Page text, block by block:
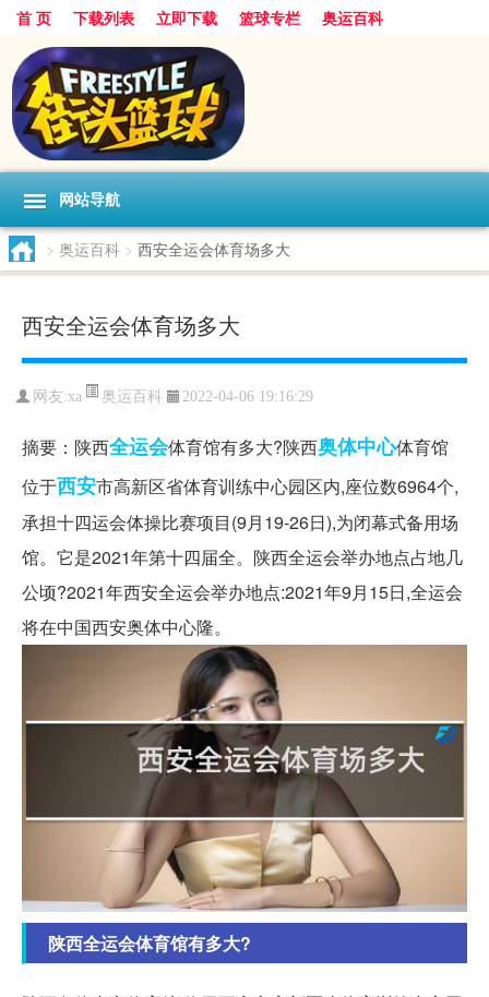
首 页 下载列表 立即下载 篮球专栏 奥运百科
网站导航
> 奥运百科 > 西安全运会体育场多大
西安全运会体育场多大
网友:xa 奥运百科 2022-04-06 19:16:29
摘要：陕西全运会体育馆有多大?陕西奥体中心体育馆
位于西安市高新区省体育训练中心园区内,座位数6964个,
承担十四运会体操比赛项目(9月19-26日),为闭幕式备用场
馆。它是2021年第十四届全。陕西全运会举办地点占地几
公顷?2021年西安全运会举办地点:2021年9月15日,全运会
将在中国西安奥体中心隆。
陕西全运会体育馆有多大?